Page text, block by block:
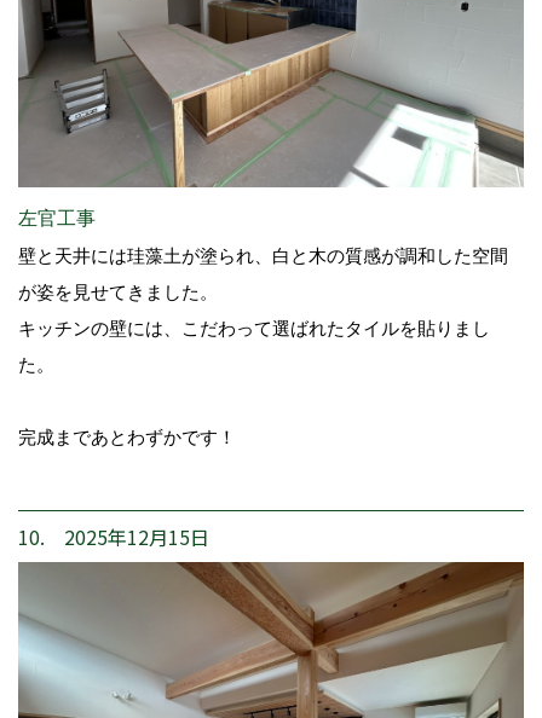
左官工事
壁と天井には珪藻土が塗られ、白と木の質感が調和した空間
が姿を見せてきました。
キッチンの壁には、こだわって選ばれたタイルを貼りまし
た。
完成まであとわずかです！
10. 2025年12月15日